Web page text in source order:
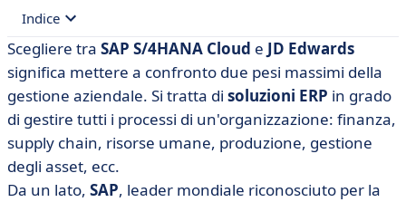
Indice
• Che cos'è JD Edwards?
• Che cos'è SAP S/4HANA Cloud?
• JD Edwards vs SAP S/4HANA Cloud: caratteristiche a
confronto
• JD Edwards vs SAP S/4HANA Cloud: prezzi a
confronto
Scegliere tra SAP S/4HANA Cloud e JD Edwards
significa mettere a confronto due pesi massimi della
gestione aziendale. Si tratta di soluzioni ERP in grado
di gestire tutti i processi di un'organizzazione: finanza,
supply chain, risorse umane, produzione, gestione
degli asset, ecc.
Da un lato, SAP, leader mondiale riconosciuto per la